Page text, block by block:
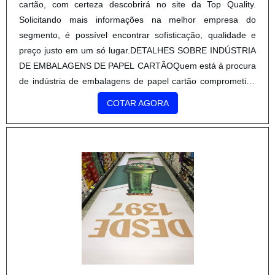
cartão, com certeza descobrirá no site da Top Quality.
Solicitando mais informações na melhor empresa do
segmento, é possível encontrar sofisticação, qualidade e
preço justo em um só lugar.DETALHES SOBRE INDÚSTRIA
DE EMBALAGENS DE PAPEL CARTÃOQuem está à procura
de indústria de embalagens de papel cartão comprometida
com seus serviços, depara com a Top Quality. Especializada
em caixa papel triplex e cinta de sorvete, a companhia foca
em tecnologia e desenvolvimento no que gera resultado ao
papel cartão, deve-se ter a exatidão em orçar com
empresas que prezam por produtos e serviços que tenham
ótima qualidade e assertividade, pontos importantes que
ficam de fora no planejamento de empresas que visam
apenas o lucro, deixando a desejar nos outros fatores.É
importante lembrar que o produto deve ser adquirido com
garantir a qualidade e durabilidade dos materiais, além de
COTAR AGORA